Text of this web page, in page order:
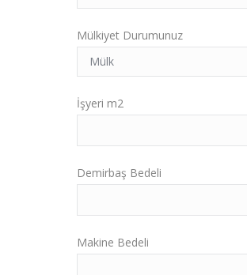
Mülkiyet Durumunuz
İşyeri m2
Demirbaş Bedeli
Makine Bedeli